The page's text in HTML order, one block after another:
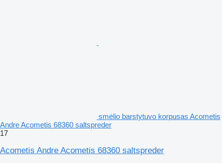
smėlio barstytuvo korpusas Acometis
Andre Acometis 68360 saltspreder
17
Acometis Andre Acometis 68360 saltspreder